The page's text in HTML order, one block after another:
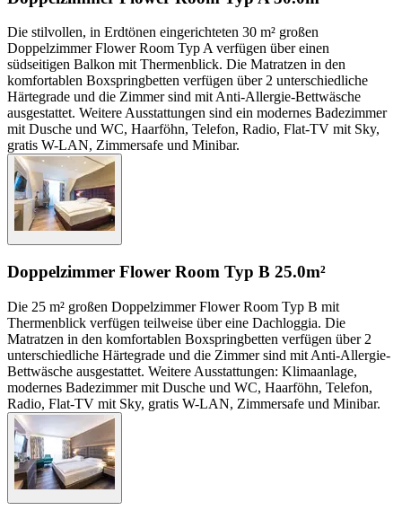
Die stilvollen, in Erdtönen eingerichteten 30 m² großen
Doppelzimmer Flower Room Typ A verfügen über einen
südseitigen Balkon mit Thermenblick. Die Matratzen in den
komfortablen Boxspringbetten verfügen über 2 unterschiedliche
Härtegrade und die Zimmer sind mit Anti-Allergie-Bettwäsche
ausgestattet. Weitere Ausstattungen sind ein modernes Badezimmer
mit Dusche und WC, Haarföhn, Telefon, Radio, Flat-TV mit Sky,
gratis W-LAN, Zimmersafe und Minibar.
Doppelzimmer Flower Room Typ B 25.0m²
Die 25 m² großen Doppelzimmer Flower Room Typ B mit
Thermenblick verfügen teilweise über eine Dachloggia. Die
Matratzen in den komfortablen Boxspringbetten verfügen über 2
unterschiedliche Härtegrade und die Zimmer sind mit Anti-Allergie-
Bettwäsche ausgestattet. Weitere Ausstattungen: Klimaanlage,
modernes Badezimmer mit Dusche und WC, Haarföhn, Telefon,
Radio, Flat-TV mit Sky, gratis W-LAN, Zimmersafe und Minibar.